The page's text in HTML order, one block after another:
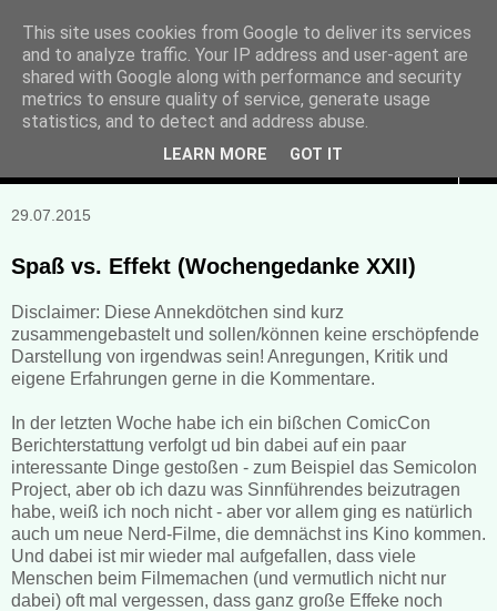
Manuela Sonntag
Bücher, Blogs & mehr
29.07.2015
Spaß vs. Effekt (Wochengedanke XXII)
Disclaimer: Diese Annekdötchen sind kurz
zusammengebastelt und sollen/können keine erschöpfende
Darstellung von irgendwas sein! Anregungen, Kritik und
eigene Erfahrungen gerne in die Kommentare.
In der letzten Woche habe ich ein bißchen ComicCon
Berichterstattung verfolgt ud bin dabei auf ein paar
interessante Dinge gestoßen - zum Beispiel das Semicolon
Project, aber ob ich dazu was Sinnführendes beizutragen
habe, weiß ich noch nicht - aber vor allem ging es natürlich
auch um neue Nerd-Filme, die demnächst ins Kino kommen.
Und dabei ist mir wieder mal aufgefallen, dass viele
Menschen beim Filmemachen (und vermutlich nicht nur
dabei) oft mal vergessen, dass ganz große Effeke noch
This site uses cookies from Google to deliver its services
and to analyze traffic. Your IP address and user-agent are
shared with Google along with performance and security
metrics to ensure quality of service, generate usage
statistics, and to detect and address abuse.
LEARN MORE GOT IT